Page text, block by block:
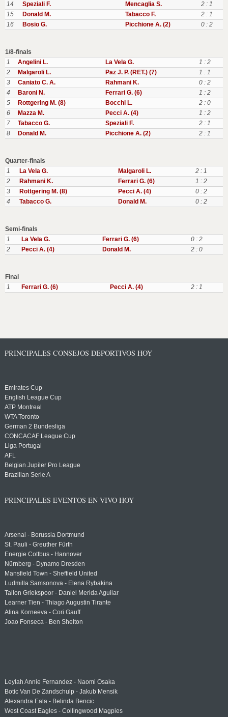
14 Speziali F. Mencaglia S.
2 : 1
15
Donald M. Tabacco F.
2 : 1
16
Bosio G. Picchione A. (2) 0 : 2
1/8-finals
1
Angelini L. La Vela G.
1 : 2
2
Malgaroli L. Paz J. P. (RET.) (7)
1 : 1
3
Caniato C. A. Rahmani K.
0 : 2
4
Baroni N. Ferrari G. (6)
1 : 2
5
Rottgering M. (8) Bocchi L.
2 : 0
6
Mazza M. Pecci A. (4)
1 : 2
7
Tabacco G. Speziali F.
2 : 1
8
Donald M. Picchione A. (2) 2 : 1
Quarter-finals
1
La Vela G. Malgaroli L.
2 : 1
2
Rahmani K. Ferrari G. (6)
1 : 2
3
Rottgering M. (8) Pecci A. (4)
0 : 2
4
Tabacco G. Donald M. 0 : 2
Semi-finals
1
La Vela G. Ferrari G. (6)
0 : 2
2
Pecci A. (4) Donald M. 2 : 0
Final
1
Ferrari G. (6) Pecci A. (4) 2 : 1
PRINCIPALES CONSEJOS DEPORTIVOS HOY
Emirates Cup
English League Cup
ATP Montreal
WTA Toronto
German 2 Bundesliga
CONCACAF League Cup
Liga Portugal
AFL
Belgian Jupiler Pro League
Brazilian Serie A
PRINCIPALES EVENTOS EN VIVO HOY
Arsenal - Borussia Dortmund
St. Pauli - Greuther Fürth
Energie Cottbus - Hannover
Nürnberg - Dynamo Dresden
Mansfield Town - Sheffield United
Ludmilla Samsonova - Elena Rybakina
Tallon Griekspoor - Daniel Merida Aguilar
Learner Tien - Thiago Augustin Tirante
Alina Korneeva - Cori Gauff
Joao Fonseca - Ben Shelton
Leylah Annie Fernandez - Naomi Osaka
Botic Van De Zandschulp - Jakub Mensik
Alexandra Eala - Belinda Bencic
West Coast Eagles - Collingwood Magpies